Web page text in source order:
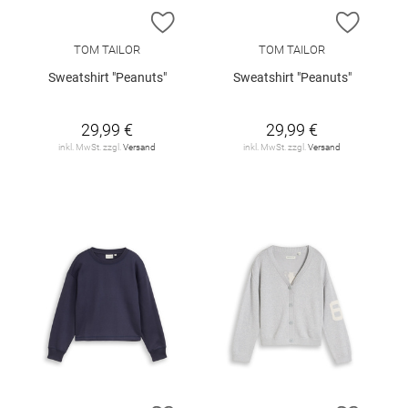
ZUR WUNSCHLISTE HINZUFÜGEN
TOM TAILOR
Sweatshirt "Peanuts"
29,99 €
inkl. MwSt. zzgl.Versand
ZUR
TOM TAILOR
Sweatshirt "Peanuts"
29,99 €
inkl. MwSt. zzgl.Versand